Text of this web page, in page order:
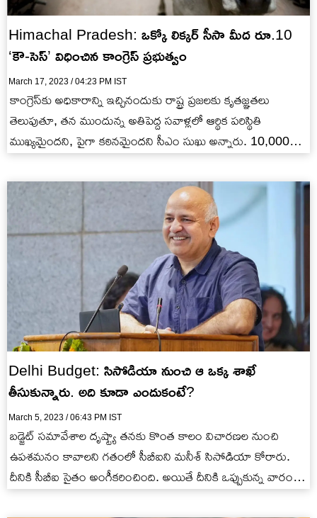
Himachal Pradesh: ఒక్కో లిక్కర్ సీసా మీద రూ.10
‘కౌ-సెస్’ విధించిన కాంగ్రెస్ ప్రభుత్వం
March 17, 2023 / 04:23 PM IST
కాంగ్రెస్‌కు అధికారాన్ని ఇచ్చినందుకు రాష్ట్ర ప్రజలకు కృతజ్ఞతలు
తెలుపుతూ, తన ముందున్న అతిపెద్ద సవాళ్లలో ఆర్థిక పరిస్థితి
ముఖ్యమైందని, పైగా కఠినమైందని సీఎం సుఖు అన్నారు. 10,000
Delhi Budget: సిసోడియా నుంచి ఆ ఒక్క శాఖే
తీసుకున్నారు. అది కూడా ఎందుకంటే?
March 5, 2023 / 06:43 PM IST
బడ్జెట్ సమావేశాల దృష్ట్యా తనకు కొంత కాలం విచారణల నుంచి
ఉపశమనం కావాలని గతంలో సీబీఐని మనీశ్ సిసోడియా కోరారు.
దీనికి సీబీఐ సైతం అంగీకరించింది. అయితే దీనికి ఒప్పుకున్న వారం